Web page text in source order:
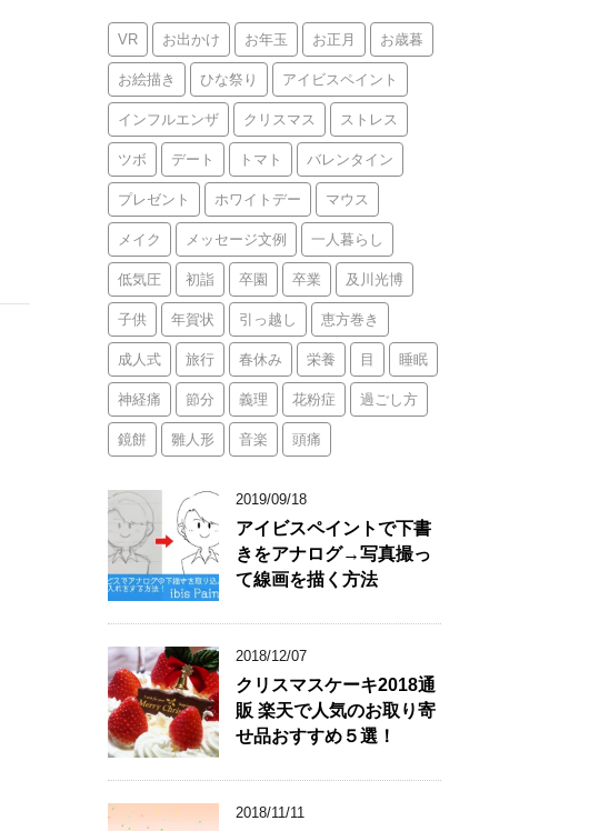
VR お出かけ お年玉 お正月 お歳暮
お絵描き ひな祭り アイビスペイント
インフルエンザ クリスマス ストレス
ツボ デート トマト バレンタイン
プレゼント ホワイトデー マウス
メイク メッセージ文例 一人暮らし
低気圧 初詣 卒園 卒業 及川光博
子供 年賀状 引っ越し 恵方巻き
成人式 旅行 春休み 栄養 目 睡眠
神経痛 節分 義理 花粉症 過ごし方
鏡餅 雛人形 音楽 頭痛
2019/09/18
アイビスペイントで下書
きをアナログ→写真撮っ
て線画を描く方法
2018/12/07
クリスマスケーキ2018通
販 楽天で人気のお取り寄
せ品おすすめ５選！
2018/11/11